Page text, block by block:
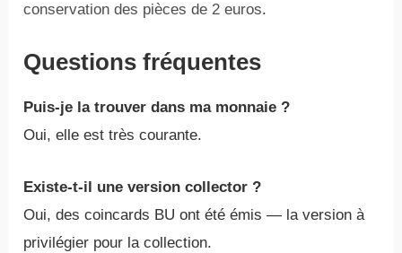
conservation des pièces de 2 euros.
Questions fréquentes
Puis-je la trouver dans ma monnaie ?
Oui, elle est très courante.
Existe-t-il une version collector ?
Oui, des coincards BU ont été émis — la version à
privilégier pour la collection.